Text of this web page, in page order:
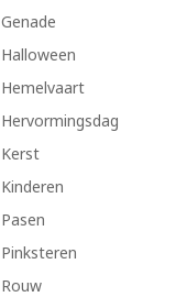
Genade
Halloween
Hemelvaart
Hervormingsdag
Kerst
Kinderen
Pasen
Pinksteren
Rouw